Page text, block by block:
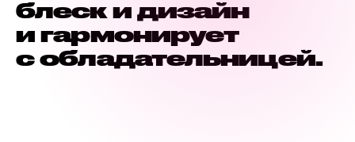
блеск и дизайн
и гармонирует
с обладательницей.